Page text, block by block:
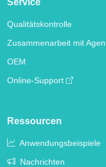
Qualitätskontrolle
Zusammenarbeit mit
OEM
Online-Support
Ressourcen
Anwendungsbeispiele
Nachrichten